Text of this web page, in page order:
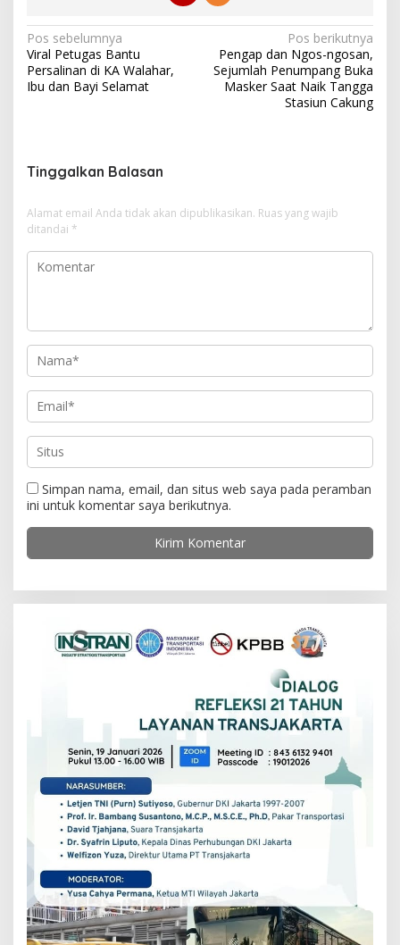
N
a
v
a
i
p
o
Pos sebelumnya
Viral Petugas Bantu
Persalinan di KA Walahar,
Ibu dan Bayi Selamat
Pos berikutnya
Pengap dan Ngos-ngosan,
Sejumlah Penumpang Buka
Masker Saat Naik Tangga
Stasiun Cakung
Tinggalkan Balasan
Alamat email Anda tidak akan dipublikasikan. Ruas yang wajib
ditandai *
Simpan nama, email, dan situs web saya pada peramban
ini untuk komentar saya berikutnya.